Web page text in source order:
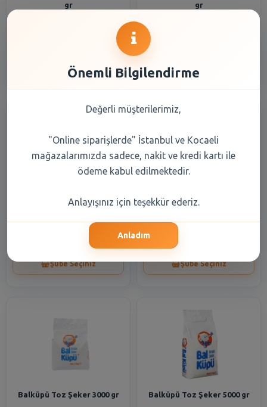
gr
gr
Şube Seçiniz
gr
Şube Seçiniz
Balküpü Toz Şeker 3000 gr Balküpü Toz Şeker 5000 gr
Önemli Bilgilendirme
Değerli müşterilerimiz,
"Online siparişlerde" İstanbul ve Kocaeli
mağazalarımızda sadece, nakit ve kredi kartı ile
ödeme kabul edilmektedir.
Anlayışınız için teşekkür ederiz.
Anladım